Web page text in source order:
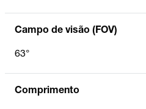
Campo de visão (FOV)
63°
Comprimento